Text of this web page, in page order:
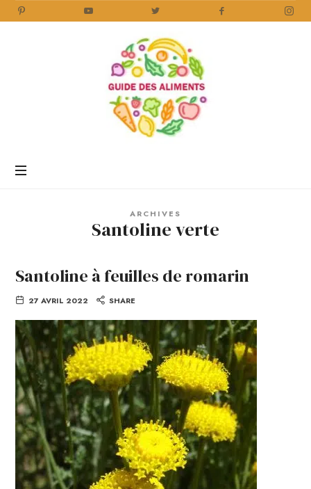
Aliments
ARCHIVES
Santoline verte
Santoline à feuilles de romarin
27 AVRIL 2022 SHARE